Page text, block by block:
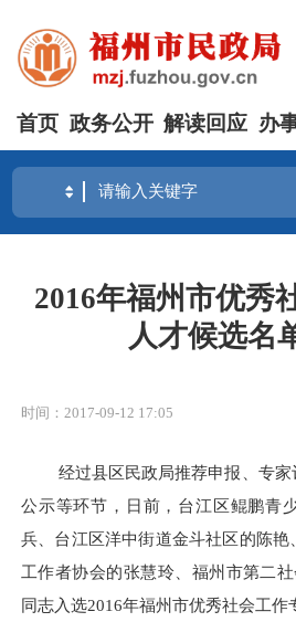
首页 政务公开 解读回应 办
2016年福州市优秀
人才候选名
时间：2017-09-12 17:05
经过县区民政局推荐申报、专
公示等环节 ， 日前，台江区鲲鹏青
兵
台江区洋中街道金斗社区的陈艳
工作者协会的张慧玲
福州市第二
同志入选2016年福州市优秀社会工作